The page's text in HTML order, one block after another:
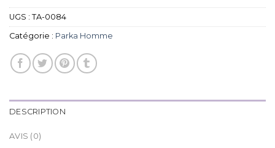
UGS : TA-0084
Catégorie : Parka Homme
DESCRIPTION
AVIS (0)